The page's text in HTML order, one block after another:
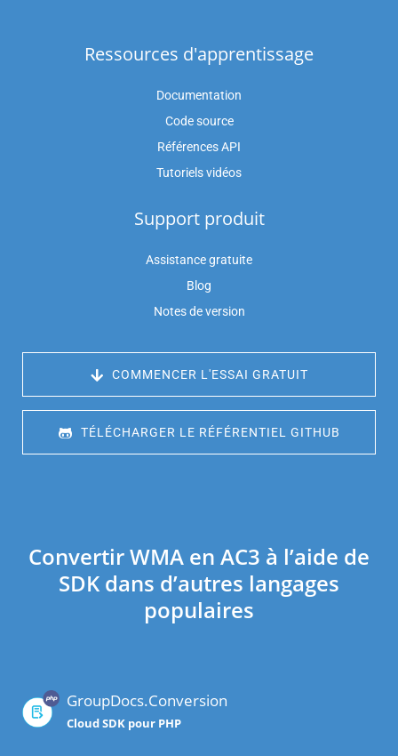
Ressources d'apprentissage
Documentation
Code source
Références API
Tutoriels vidéos
Support produit
Assistance gratuite
Blog
Notes de version
COMMENCER L'ESSAI GRATUIT
TÉLÉCHARGER LE RÉFÉRENTIEL GITHUB
Convertir WMA en AC3 à l’aide de
SDK dans d’autres langages
populaires
GroupDocs.Conversion
Cloud SDK pour PHP